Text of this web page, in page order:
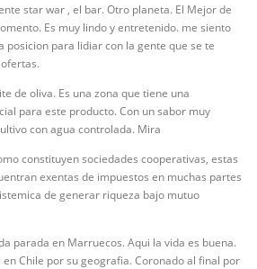
star war , el bar. Otro planeta. El Mejor de
Es muy lindo y entretenido. me siento
posicion para lidiar con la gente que se te
de oliva. Es una zona que tiene una
para este producto. Con un sabor muy
con agua controlada. Mira
constituyen sociedades cooperativas, estas
exentas de impuestos en muchas partes
de generar riqueza bajo mutuo
parada en Marruecos. Aqui la vida es buena.
Chile por su geografia. Coronado al final por